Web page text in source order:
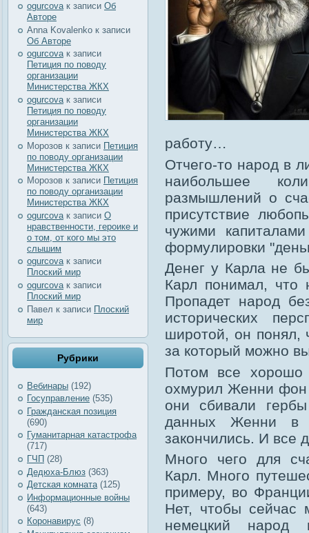
ogurcovaк записи Об
Авторе
Anna Kovalenko к записи
Об Авторе
ogurcovaк записи
Петиция по поводу
организации
Министерства ЖКХ
ogurcova к записи
Петиция по поводу
организации
Министерства ЖКХ
Морозов к записи Петиция
по поводу организации
Министерства ЖКХ
Морозов к записи Петиция
по поводу организации
Министерства ЖКХ
ogurcova к записи О
нравственности, героике и
о том, от кого мы это
слышим
ogurcovaк записи
Плоский мир
ogurcova к записи
Плоский мир
Павел к записи Плоский
мир
Рубрики
Вебинары (192)
Госуправление (535)
Гражданская позиция
(690)
Гуманитарная катастрофа
(717)
ГЧП (28)
Дедюха-Блюз (363)
Детская комната(125)
Информационные войны
(643)
Коронавирус (8)
работу…
Отчего-то народ в
наибольшее
размышлений о
присутствие
чужими
формулировки
Денег у Карла не
Карл понимал, что
Пропадет народ
исторических
широтой, он понял,
за который можно
Потом все
охмурил Женни фон
они сбивали
данных Женни в
закончились. И все
Много чего для
Карл. Много
примеру, во
Нет, чтобы сейчас
немецкий